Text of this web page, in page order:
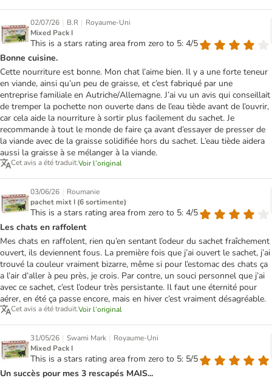
02/07/26 | B.R | Royaume-Uni
Mixed Pack I
This is a stars rating area from zero to 5: 4/5
Bonne cuisine.
Cette nourriture est bonne. Mon chat l’aime bien. Il y a une forte teneur
en viande, ainsi qu’un peu de graisse, et c’est fabriqué par une
entreprise familiale en Autriche/Allemagne. J’ai vu un avis qui conseillait
de tremper la pochette non ouverte dans de l’eau tiède avant de l’ouvrir,
car cela aide la nourriture à sortir plus facilement du sachet. Je
recommande à tout le monde de faire ça avant d’essayer de presser de
la viande avec de la graisse solidifiée hors du sachet. L’eau tiède aidera
aussi la graisse à se mélanger à la viande.
Cet avis a été traduit.Voir l’original
03/06/26 | Roumanie
pachet mixt I (6 sortimente)
This is a stars rating area from zero to 5: 4/5
Les chats en raffolent
Mes chats en raffolent, rien qu’en sentant l’odeur du sachet fraîchement
ouvert, ils deviennent fous. La première fois que j’ai ouvert le sachet, j’ai
trouvé la couleur vraiment bizarre, même si pour l’estomac des chats ça
a l’air d’aller à peu près, je crois. Par contre, un souci personnel que j’ai
avec ce sachet, c’est l’odeur très persistante. Il faut une éternité pour
aérer, en été ça passe encore, mais en hiver c’est vraiment désagréable.
Cet avis a été traduit.Voir l’original
31/05/26 | Swami Mark | Royaume-Uni
Mixed Pack I
This is a stars rating area from zero to 5: 5/5
Un succès pour mes 3 rescapés MAIS...